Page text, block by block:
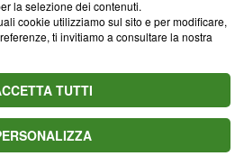
Via Carlo Frasca, 3 - 6900
0690258937
la selezione dei contenuti.
cookie utilizziamo sul sito e per modificare,
ti invitiamo a consultare la nostra
TUTTI